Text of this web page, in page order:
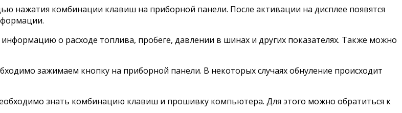
нажатия комбинации клавиш на приборной панели. После активации на дисплее появятся
о расходе топлива, пробеге, давлении в шинах и других показателях. Также можно
зажимаем кнопку на приборной панели. В некоторых случаях обнуление происходит
знать комбинацию клавиш и прошивку компьютера. Для этого можно обратиться к